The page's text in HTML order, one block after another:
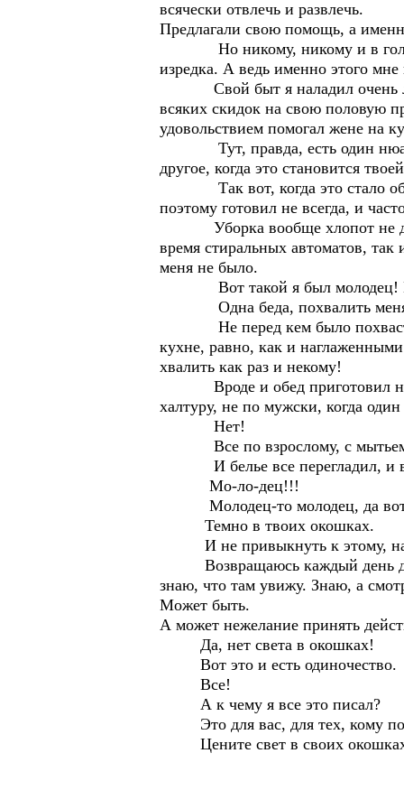
всячески отвлечь и развлечь.
Предлагали свою помощь, а
Но никому, никому и в голову
изредка. А ведь именно этого мне
Свой быт я наладил очень
всяких скидок на свою половую
удовольствием помогал жене на
Тут, правда, есть один нюанс,
другое, когда это становится
Так вот, когда это стало
поэтому готовил не всегда, и
Уборка вообще хлопот не
время стиральных автоматов,
меня не было.
Вот такой я был молодец!
Одна беда, похвалить меня
Не перед кем было
кухне, равно, как и
хвалить как раз и некому!
Вроде и обед приготовил не
халтуру, не по мужски, когда
Нет!
Все по взрослому, с мытьем
И белье все перегладил, и в
Мо-ло-дец!!!
Молодец-то молодец, да вот
Темно в твоих окошках.
И не привыкнуть к этому,
Возвращаюсь каждый день
знаю, что там увижу. Знаю, а
Может быть.
А может нежелание принять
Да, нет света в окошках!
Вот это и есть одиночество.
Все!
А к чему я все это писал?
Это для вас, для тех, кому
Цените свет в своих